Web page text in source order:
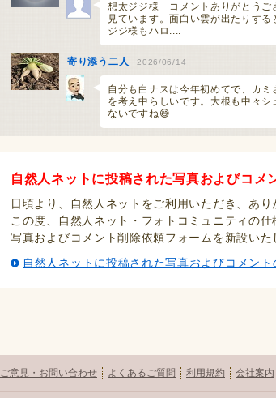
想太ジジ様 コメントありがとうご
見ています。面白い雲が出たりす
ジジ様もハロ....
寄り添う二人 2026/06/14
自分も白ナスは今年初めてで、カミ
を考え中らしいです。大根も中々シ
ないですね😅
キセルガイ科で画像検索しました
程度。ヒロクチコギセルが最も似て
かし、石川県....
この貝は？ 2026/06/12
想太ジジ様 コメントありがとうござ
類もいるのですか。驚きです。キセ
自然人ネットに投稿された写真およびコメ
日頃より、自然人ネットをご利用いただき、あり
この度、自然人ネット・フォトコミュニティの
写真およびコメント削除依頼フォームを新設い
自然人ネットに投稿された写真およびコメン
ご意見・お問い合わせ よくあるご質問 利用規約 会社案内